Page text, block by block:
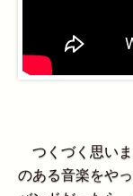
つくづく思いま
のある音楽をや